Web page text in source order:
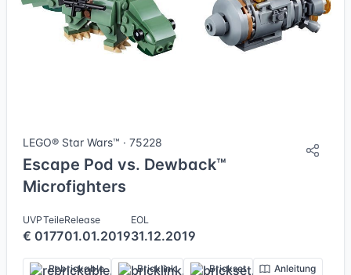
LEGO® Star Wars™ · 75228
Escape Pod vs. Dewback™
Microfighters
UVP
€ 0
Teile
177
Release
01.01.2019
EOL
31.12.2019
Rebrickable Bricklink Brickset Anleitung